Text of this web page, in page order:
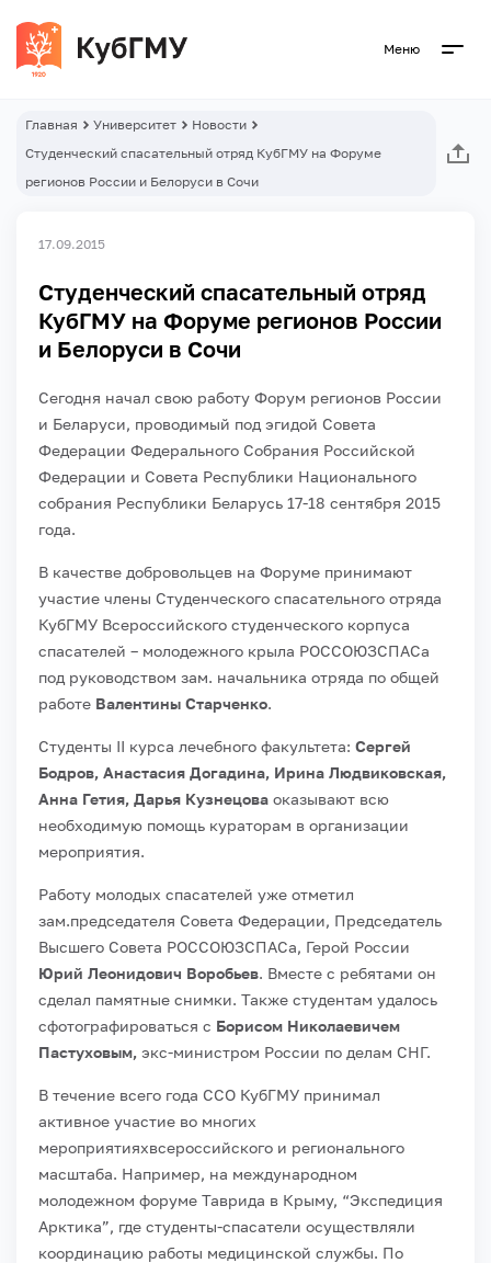
Меню
Главная Университет
Новости
Студенческий спасательный отряд КубГМУ на Форуме
регионов России и Белоруси в Сочи
17.09.2015
Студенческий спасательный отряд
КубГМУ на Форуме регионов России
и Белоруси в Сочи
Сегодня начал свою работу Форум регионов России
и Беларуси, проводимый под эгидой Совета
Федерации Федерального Собрания Российской
Федерации и Совета Республики Национального
собрания Республики Беларусь 17-18 сентября 2015
года.
В качестве добровольцев на Форуме принимают
участие члены Студенческого спасательного отряда
КубГМУ Всероссийского студенческого корпуса
спасателей – молодежного крыла РОССОЮЗСПАСа
под руководством зам. начальника отряда по общей
работе Валентины Старченко.
Студенты II курса лечебного факультета: Сергей
Бодров, Анастасия Догадина, Ирина Людвиковская,
Анна Гетия, Дарья Кузнецова оказывают всю
необходимую помощь кураторам в организации
мероприятия.
Работу молодых спасателей уже отметил
зам.председателя Совета Федерации, Председатель
Высшего Совета РОССОЮЗСПАСа, Герой России
Юрий Леонидович Воробьев. Вместе с ребятами он
сделал памятные снимки. Также студентам удалось
сфотографироваться с Борисом Николаевичем
Пастуховым, экс-министром России по делам СНГ.
В течение всего года ССО КубГМУ принимал
активное участие во многих
мероприятияхвсероссийского и регионального
масштаба. Например, на международном
молодежном форуме Таврида в Крыму, “Экспедиция
Арктика”, где студенты-спасатели осуществляли
координацию работы медицинской службы. По